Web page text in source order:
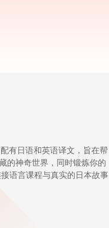
有日语和英语译文，旨在帮
的神奇世界，同时锻炼你的
语言课程与真实的日本故事